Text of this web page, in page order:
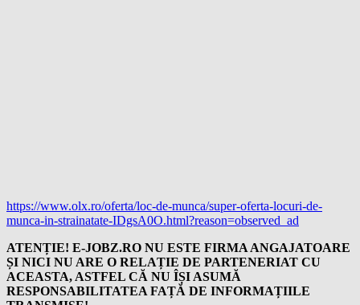
https://www.olx.ro/oferta/loc-de-munca/super-oferta-locuri-de-
munca-in-strainatate-IDgsA0O.html?reason=observed_ad
ATENȚIE! E-JOBZ.RO NU ESTE FIRMA ANGAJATOARE
ȘI NICI NU ARE O RELAȚIE DE PARTENERIAT CU
ACEASTA, ASTFEL CĂ NU ÎȘI ASUMĂ
RESPONSABILITATEA FAȚĂ DE INFORMAȚIILE